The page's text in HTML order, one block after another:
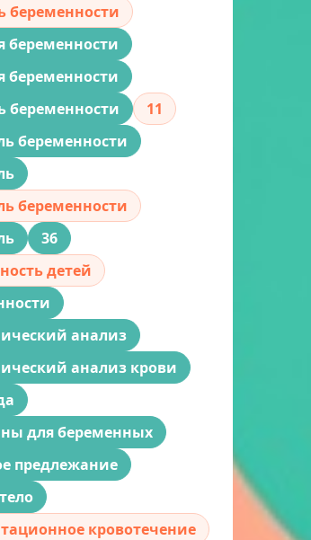
беременности
беременности
беременности
беременности
11
беременности
беременности
36
детей
анализ
анализ крови
для беременных
предлежание
кровотечение